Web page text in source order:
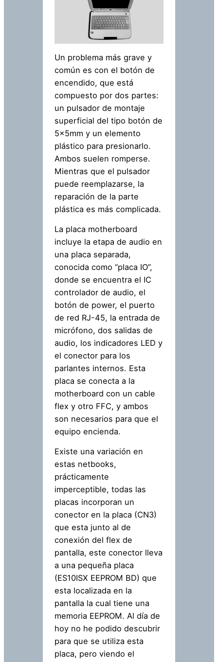
Un problema más grave y
común es con el botón de
encendido, que está
compuesto por dos partes:
un pulsador de montaje
superficial del tipo botón de
5x5mm y un elemento
plástico para presionarlo.
Ambos suelen romperse.
Mientras que el pulsador
puede reemplazarse, la
reparación de la parte
plástica es más complicada.
La placa motherboard
incluye la etapa de audio en
una placa separada,
conocida como “placa IO”,
donde se encuentra el IC
controlador de audio, el
botón de power, el puerto
de red RJ-45, la entrada de
micrófono, dos salidas de
audio, los indicadores LED y
el conector para los
parlantes internos. Esta
placa se conecta a la
motherboard con un cable
flex y otro FFC, y ambos
son necesarios para que el
equipo encienda.
Existe una variación en
estas netbooks,
prácticamente
imperceptible, todas las
placas incorporan un
conector en la placa (CN3)
que esta junto al de
conexión del flex de
pantalla, este conector lleva
a una pequeña placa
(ES10ISX EEPROM BD) que
esta localizada en la
pantalla la cual tiene una
memoria EEPROM. Al día de
hoy no he podido descubrir
para que se utiliza esta
placa, pero viendo el